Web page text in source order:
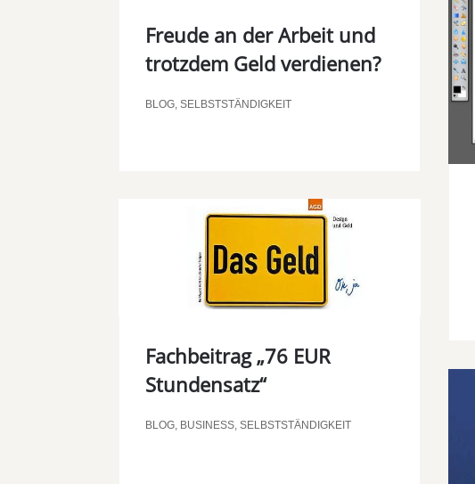
Freude an der Arbeit und
trotzdem Geld verdienen?
BLOG,SELBSTSTÄNDIGKEIT
Fachbeitrag „76 EUR
Stundensatz“
BLOG, BUSINESS,SELBSTSTÄNDIGKEIT